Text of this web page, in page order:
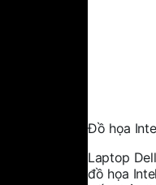
Đồ họa
Laptop
đồ họa